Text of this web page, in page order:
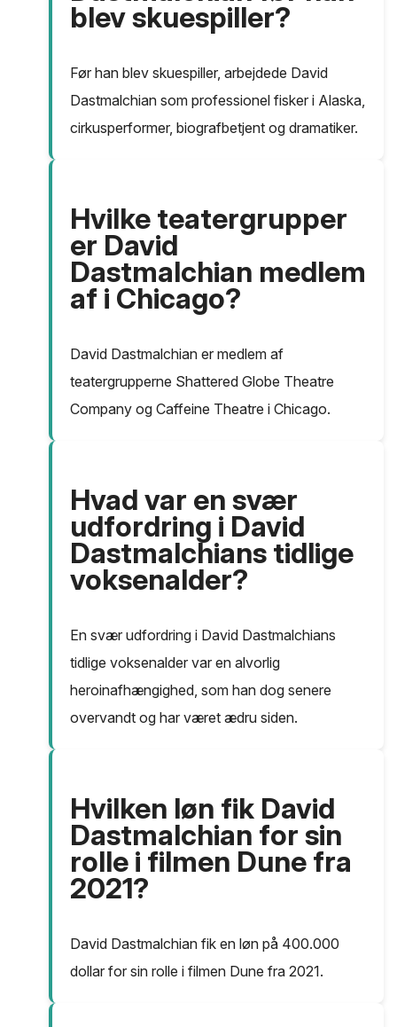
blev skuespiller?
Før han blev skuespiller, arbejdede David
Dastmalchian som professionel fisker i Alaska,
cirkusperformer, biografbetjent og dramatiker.
Hvilke teatergrupper
er David
Dastmalchian medlem
af i Chicago?
David Dastmalchian er medlem af
teatergrupperne Shattered Globe Theatre
Company og Caffeine Theatre i Chicago.
Hvad var en svær
udfordring i David
Dastmalchians tidlige
voksenalder?
En svær udfordring i David Dastmalchians
tidlige voksenalder var en alvorlig
heroinafhængighed, som han dog senere
overvandt og har været ædru siden.
Hvilken løn fik David
Dastmalchian for sin
rolle i filmen Dune fra
2021?
David Dastmalchian fik en løn på 400.000
dollar for sin rolle i filmen Dune fra 2021.